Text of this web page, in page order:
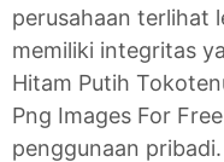
perusahaan terlihat
memiliki integritas
Hitam Putih
Png Images For
penggunaan pribadi.